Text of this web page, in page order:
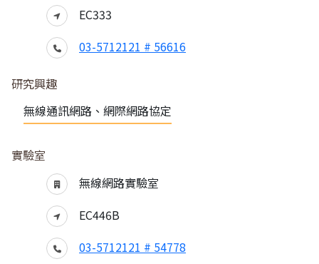
EC333
03-5712121 # 56616
研究興趣
無線通訊網路、網際網路協定
實驗室
無線網路實驗室
EC446B
03-5712121 # 54778